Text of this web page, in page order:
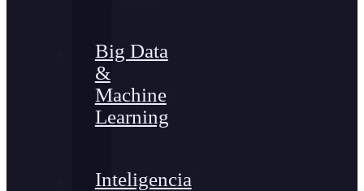
Big Data
&
Machine
Learning
Inteligencia